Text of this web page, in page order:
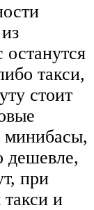
такси,
стоит
минибасы,
дешевле,
при
и